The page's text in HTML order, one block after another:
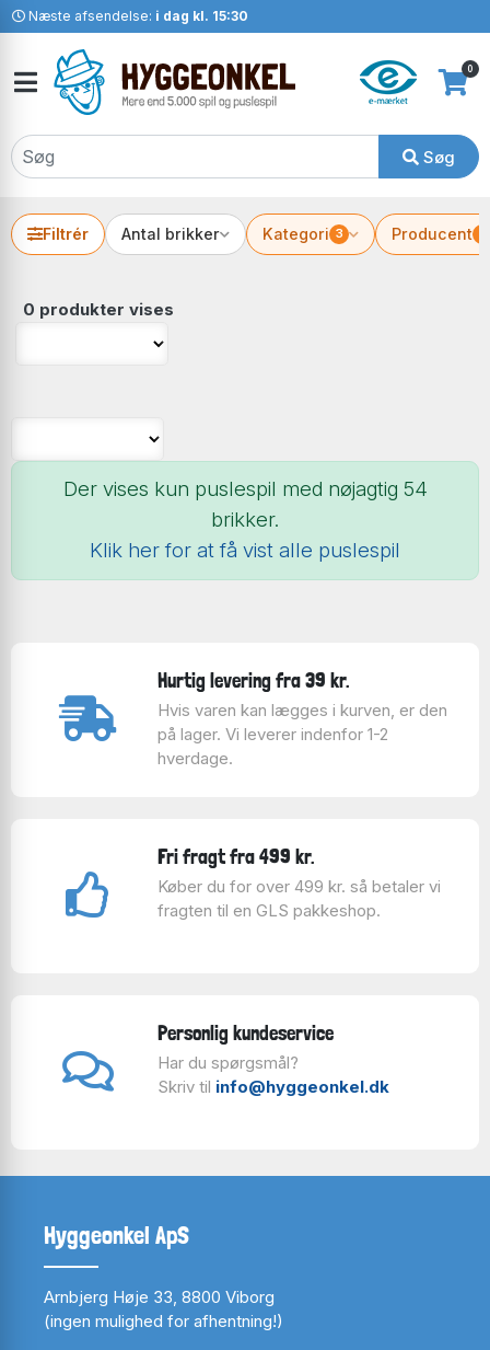
Næste afsendelse: i dag kl. 15:30
Søg
0
Filtrér Antal brikker Kategori 3 Producent
0 produkter vises
Der vises kun puslespil med nøjagtig 54
brikker.
Klik her for at få vist alle puslespil
Hurtig levering fra 39 kr.
Hvis varen kan lægges i kurven, er den
på lager. Vi leverer indenfor 1-2
hverdage.
Fri fragt fra 499 kr.
Køber du for over 499 kr. så betaler vi
fragten til en GLS pakkeshop.
Personlig kundeservice
Har du spørgsmål?
Skriv til info@hyggeonkel.dk
Hyggeonkel ApS
Arnbjerg Høje 33, 8800 Viborg
(ingen mulighed for afhentning!)